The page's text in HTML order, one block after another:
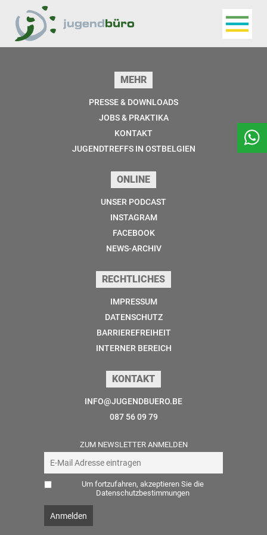
Jugendbüro
Seitenfuss
MEHR
PRESSE & DOWNLOADS
JOBS & PRAKTIKA
KONTAKT
JUGENDTREFFS IN OSTBELGIEN
ONLINE
UNSER PODCAST
INSTAGRAM
FACEBOOK
NEWS-ARCHIV
RECHTLICHES
IMPRESSUM
DATENSCHUTZ
BARRIEREFREIHEIT
INTERNER BEREICH
KONTAKT
INFO@JUGENDBUERO.BE
087 56 09 79
ZUM NEWSLETTER ANMELDEN
Um fortzufahren, akzeptieren Sie die
Datenschutzbestimmungen